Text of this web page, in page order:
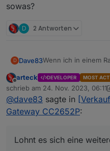
sowas?
D 2 Antworten
D Dave83Wenn ich in einem
sind. Die sind doch
Oder
Lohnt es sich eine
sowas?
Offline
arteck DEVELOPER MOST
schrieb am 24. Nov. 2023, 06:11
zuletzt editiert von arteck
@dave83 sagte in
Gateway CC2652P:
Lohnt es sich eine